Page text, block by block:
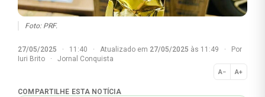
Foto: PRF.
27/05/2025 · 11:40 · Atualizado em 27/05/2025 às 11:49 ·
Por
Iuri Brito
· Jornal Conquista
A− A+
Normal
COMPARTILHE ESTA NOTÍCIA